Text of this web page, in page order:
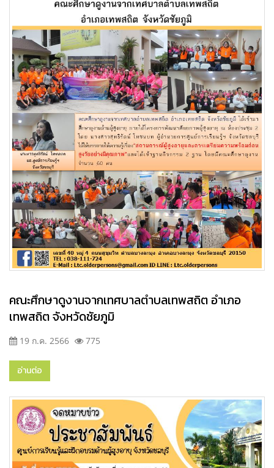
คณะศึกษาดูงานจากเทศบาลตำบลเทพสถิต อำเภอ
เทพสถิต จังหวัดชัยภูมิ
19 ก.ค. 2566 775
อ่านต่อ